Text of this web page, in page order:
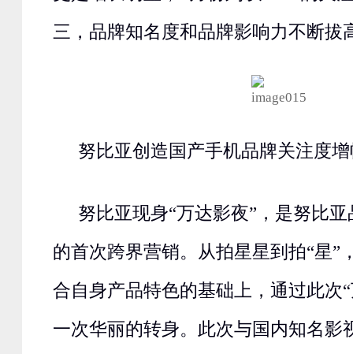
三，品牌知名度和品牌影响力不断拔
努比亚创造国产手机品牌关注度
努比亚现身“万达影夜”，是努比
的首次跨界营销。从拍星星到拍“星”
合自身产品特色的基础上，通过此次
一次华丽的转身。此次与国内知名影